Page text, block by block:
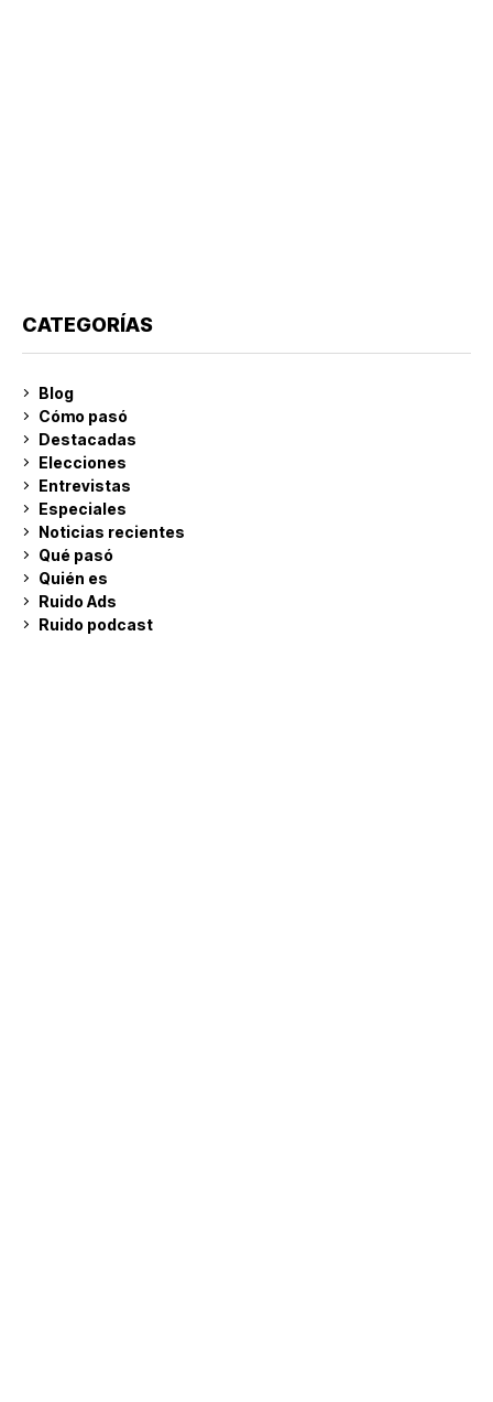
CATEGORÍAS
Blog
Cómo pasó
Destacadas
Elecciones
Entrevistas
Especiales
Noticias recientes
Qué pasó
Quién es
Ruido Ads
Ruido podcast